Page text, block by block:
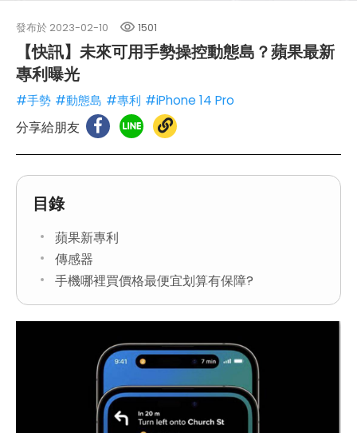
發布於 2023-02-10 1501
【快訊】未來可用手勢操控動態島？蘋果最新
專利曝光
#手勢 #動態島 #專利 #iPhone 14 Pro
分享給朋友
目錄
蘋果新專利
傳感器
手機哪裡買價格最便宜划算有保障?